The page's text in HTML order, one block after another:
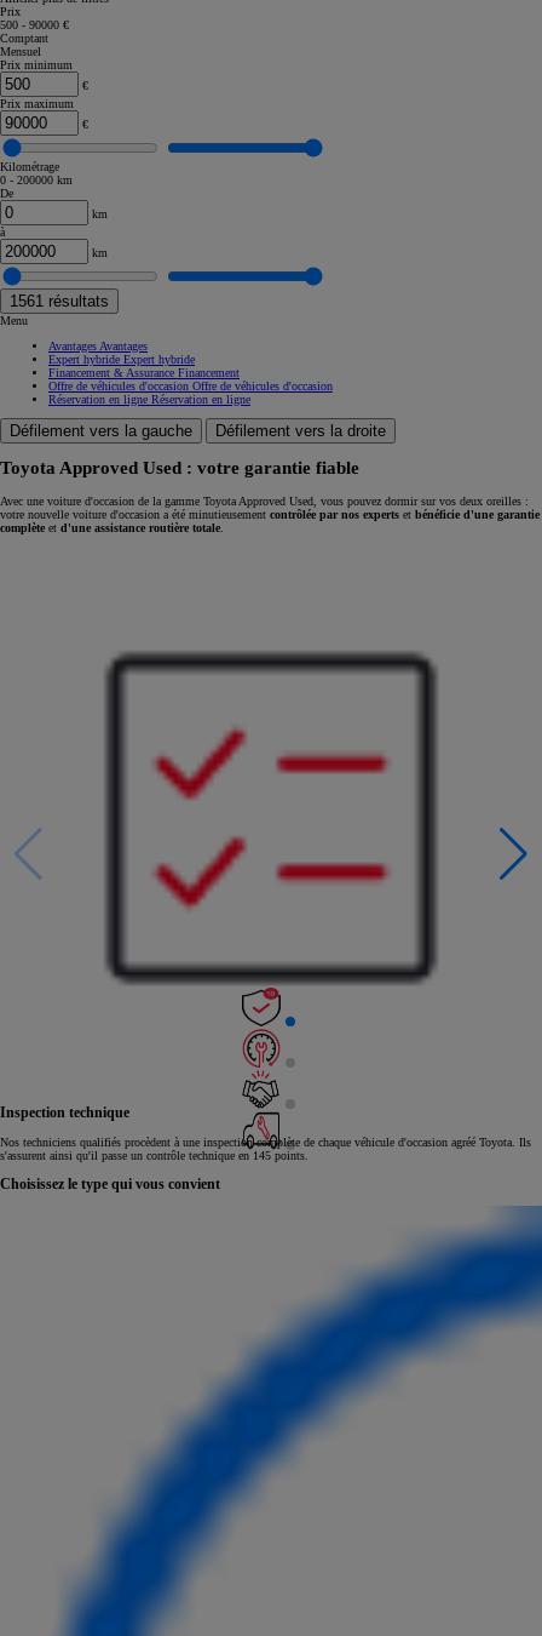
Prix
500 - 90000 €
Comptant
Mensuel
Prix minimum
€
Prix maximum
€
Kilométrage
0 - 200000 km
De
km
à
km
1561 résultats
Menu
Avantages Avantages
Expert hybride Expert hybride
Financement & Assurance Financement
Offre de véhicules d'occasion Offre de véhicules d'occasion
Réservation en ligne Réservation en ligne
Défilement vers la gauche Défilement vers la droite
Toyota Approved Used : votre garantie fiable
Avec une voiture d'occasion de la gamme Toyota Approved Used, vous pouvez dormir sur vos deux oreilles :
votre nouvelle voiture d'occasion a été minutieusement contrôlée par nos experts et bénéficie d'une garantie
complète et d'une assistance routière totale
Inspection technique
Nos techniciens qualifiés procèdent à une inspection complète de chaque véhicule d'occasion agréé Toyota. Ils
s'assurent ainsi qu'il passe un contrôle technique en 145 points.
Choisissez le type qui vous convient